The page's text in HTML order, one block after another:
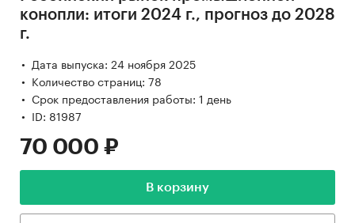
конопли: итоги 2024 г., прогноз до 2028
г.
Дата выпуска: 24 ноября 2025
Количество страниц: 78
Срок предоставления работы: 1 день
ID: 81987
70 000 ₽
В корзину